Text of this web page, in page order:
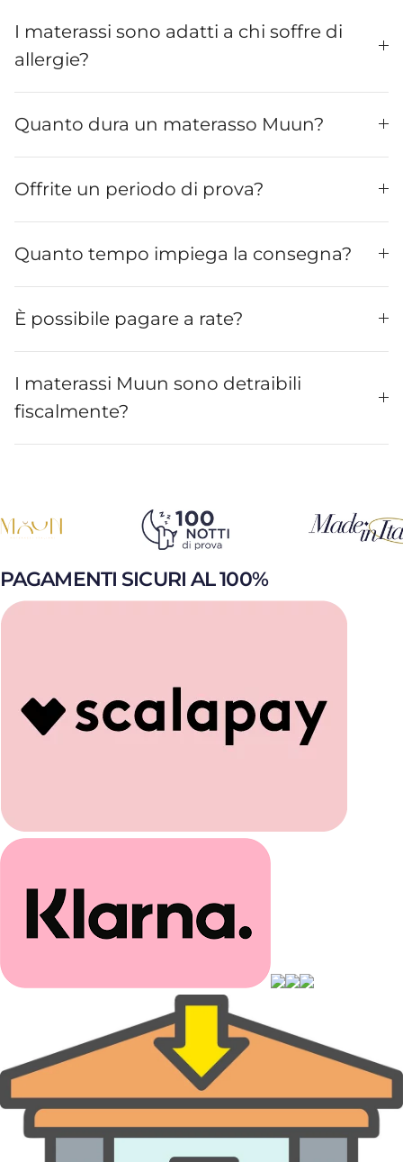
I materassi sono adatti a chi soffre di
allergie?
Quanto dura un materasso Muun?
Offrite un periodo di prova?
Quanto tempo impiega la consegna?
È possibile pagare a rate?
I materassi Muun sono detraibili
fiscalmente?
PAGAMENTI SICURI AL 100%